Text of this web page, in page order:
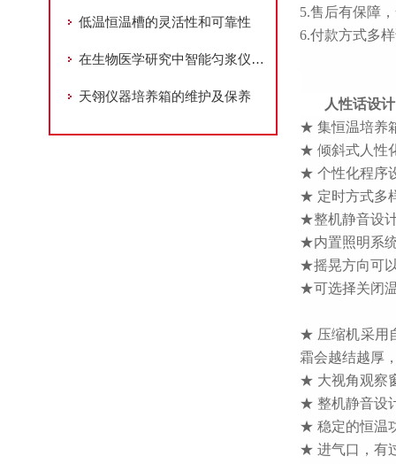
低温恒温槽的灵活性和可靠性
在生物医学研究中智能匀浆仪可用于提取细胞内的某些特定成分
天翎仪器培养箱的维护及保养
5.售后有保障
6.付款方式多
人性话设
★ 集恒温培养
★ 倾斜式人性
★ 个性化程序
★ 定时方式多
★整机静音设
★内置照明系
★摇晃方向可
★可选择关闭
★ 压缩机采用
霜会越结越厚
★ 大视角观察
★ 整机静音设
★ 稳定的恒温
★ 进气口，有